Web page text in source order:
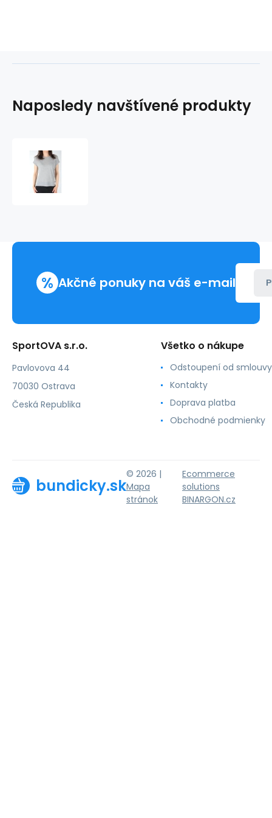
Naposledy navštívené produkty
tričko
% Akčné ponuky na váš e-mail
SportOVA s.r.o.
Pavlovova 44
70030 Ostrava
Česká Republika
Všetko o nákupe
Odstoupení od smlouvy
Kontakty
Doprava platba
Obchodné podmienky
bundicky.sk
© 2026 |
Mapa
stránok
Ecommerce
solutions
BINARGON.cz